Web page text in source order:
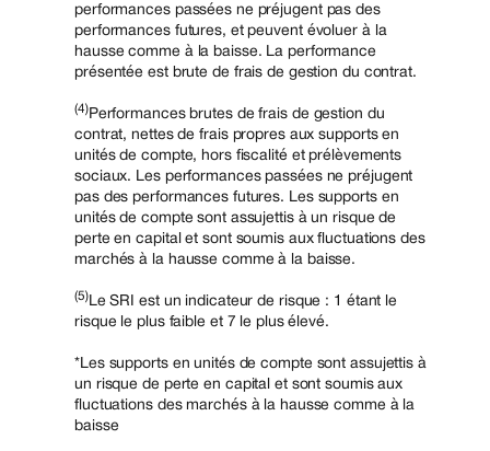
performances passées ne préjugent pas des
performances futures, et peuvent évoluer à la
hausse comme à la baisse. La performance
présentée est brute de frais de gestion du contrat.
(4)Performances brutes de frais de gestion du
contrat, nettes de frais propres aux supports en
unités de compte, hors fiscalité et prélèvements
sociaux. Les performances passées ne préjugent
pas des performances futures. Les supports en
unités de compte sont assujettis à un risque de
perte en capital et sont soumis aux fluctuations des
marchés à la hausse comme à la baisse.
(5)Le SRI est un indicateur de risque : 1 étant le
risque le plus faible et 7 le plus élevé.
*Les supports en unités de compte sont assujettis à
un risque de perte en capital et sont soumis aux
fluctuations des marchés à la hausse comme à la
baisse